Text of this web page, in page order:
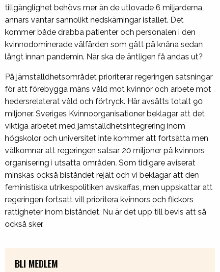
tillgänglighet behövs mer än de utlovade 6 miljarderna,
annars väntar sannolikt nedskärningar istället. Det
kommer både drabba patienter och personalen i den
kvinnodominerade välfärden som gått på knäna sedan
långt innan pandemin. När ska de äntligen få andas ut?
På jämställdhetsområdet prioriterar regeringen satsningar
för att förebygga mäns våld mot kvinnor och arbete mot
hedersrelaterat våld och förtryck. Här avsätts totalt 90
miljoner. Sveriges Kvinnoorganisationer beklagar att det
viktiga arbetet med jämställdhetsintegrering inom
högskolor och universitet inte kommer att fortsätta men
välkomnar att regeringen satsar 20 miljoner på kvinnors
organisering i utsatta områden. Som tidigare aviserat
minskas också biståndet rejält och vi beklagar att den
feministiska utrikespolitiken avskaffas, men uppskattar att
regeringen fortsatt vill prioritera kvinnors och flickors
rättigheter inom biståndet. Nu är det upp till bevis att så
också sker.
BLI MEDLEM